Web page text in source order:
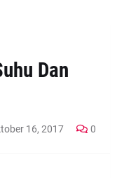
Dan
16, 2017 0